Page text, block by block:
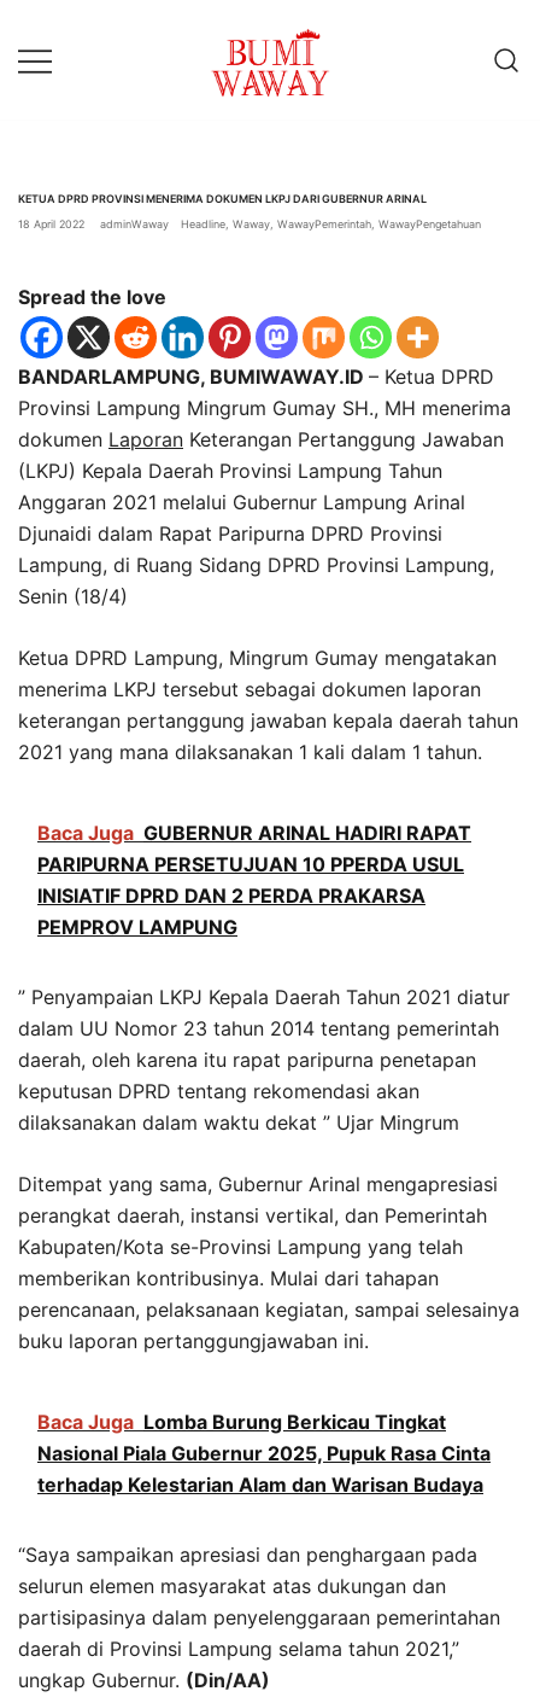
ke
konten
KETUA DPRD PROVINSI MENERIMA DOKUMEN LKPJ DARI GUBERNUR ARINAL
18 April 2022
adminWaway Headline Waway WawayPemerintah WawayPengetahuan
Spread the love
BANDARLAMPUNG, BUMIWAWAY.ID – Ketua DPRD
Provinsi Lampung Mingrum Gumay SH., MH menerima
dokumen Laporan Keterangan Pertanggung Jawaban
(LKPJ) Kepala Daerah Provinsi Lampung Tahun
Anggaran 2021 melalui Gubernur Lampung Arinal
Djunaidi dalam Rapat Paripurna DPRD Provinsi
Lampung, di Ruang Sidang DPRD Provinsi Lampung,
Senin (18/4)
Ketua DPRD Lampung, Mingrum Gumay mengatakan
menerima LKPJ tersebut sebagai dokumen laporan
keterangan pertanggung jawaban kepala daerah tahun
2021 yang mana dilaksanakan 1 kali dalam 1 tahun.
Baca Juga GUBERNUR ARINAL HADIRI RAPAT
PARIPURNA PERSETUJUAN 10 PPERDA USUL
INISIATIF DPRD DAN 2 PERDA PRAKARSA
PEMPROV LAMPUNG
” Penyampaian LKPJ Kepala Daerah Tahun 2021 diatur
dalam UU Nomor 23 tahun 2014 tentang pemerintah
daerah, oleh karena itu rapat paripurna penetapan
keputusan DPRD tentang rekomendasi akan
dilaksanakan dalam waktu dekat ” Ujar Mingrum
Ditempat yang sama, Gubernur Arinal mengapresiasi
perangkat daerah, instansi vertikal, dan Pemerintah
Kabupaten/Kota se-Provinsi Lampung yang telah
memberikan kontribusinya. Mulai dari tahapan
perencanaan, pelaksanaan kegiatan, sampai selesainya
buku laporan pertanggungjawaban ini.
Baca Juga Lomba Burung Berkicau Tingkat
Nasional Piala Gubernur 2025, Pupuk Rasa Cinta
terhadap Kelestarian Alam dan Warisan Budaya
“Saya sampaikan apresiasi dan penghargaan pada
selurun elemen masyarakat atas dukungan dan
partisipasinya dalam penyelenggaraan pemerintahan
daerah di Provinsi Lampung selama tahun 2021,”
ungkap Gubernur. (Din/AA)